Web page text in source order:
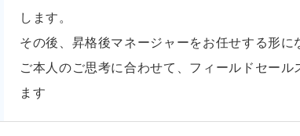
します。
その後、昇格後マネージャーをお任せする形に
ご本人のご思考に合わせて、フィールドセー
ます